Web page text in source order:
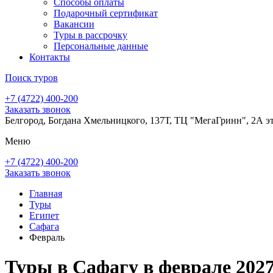
Подарочный сертификат
Вакансии
Туры в рассрочку
Персональные данные
Контакты
Поиск туров
+7 (4722) 400-200
Заказать звонок
Белгород, Богдана Хмельницкого, 137Т, ТЦ "МегаГринн", 2А
Меню
+7 (4722) 400-200
Заказать звонок
Главная
Туры
Египет
Сафага
Февраль
Туры в Сафагу в феврале